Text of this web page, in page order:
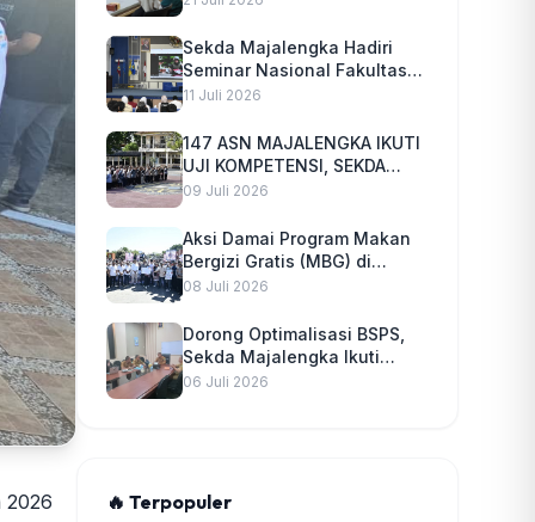
2026
Sekda Majalengka Hadiri
Seminar Nasional Fakultas
Teknik Unma, Dorong Sinergi
Inovasi
11 Juli 2026
147 ASN MAJALENGKA IKUTI
UJI KOMPETENSI, SEKDA
TEGASKAN PENGISIAN
MERIT
09 Juli 2026
Aksi Damai Program Makan
Bergizi Gratis (MBG) di
Majalengka Berlangsung
Disambut Pemkab
08 Juli 2026
Dorong Optimalisasi BSPS,
Sekda Majalengka Ikuti
Rakor dan Evaluasi
06 Juli 2026
🔥 Terpopuler